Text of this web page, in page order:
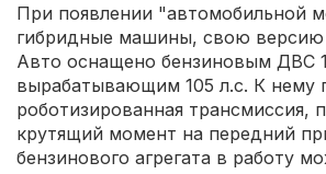
При появлении "автомобильной
гибридные машины, свою версию
Авто оснащено бензиновым ДВС
вырабатывающим 105 л.с. К нему
роботизированная трансмиссия,
крутящий момент на передний
бензинового агрегата в работу